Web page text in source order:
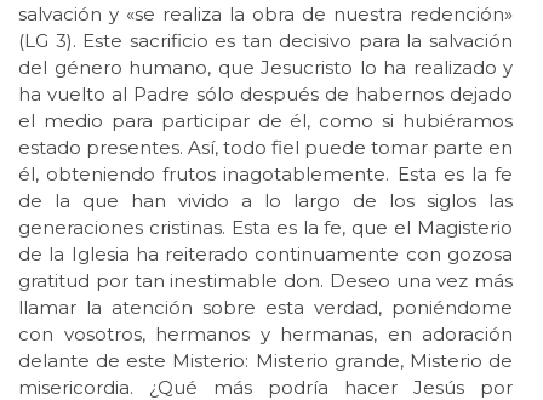
salvación y «se realiza la obra de nuestra redención»
(LG 3). Este sacrificio es tan decisivo para la salvación
del género humano, que Jesucristo lo ha realizado y
ha vuelto al Padre sólo después de habernos dejado
el medio para participar de él, como si hubiéramos
estado presentes. Así, todo fiel puede tomar parte en
él, obteniendo frutos inagotablemente. Esta es la fe
de la que han vivido a lo largo de los siglos las
generaciones cristinas. Esta es la fe, que el Magisterio
de la Iglesia ha reiterado continuamente con gozosa
gratitud por tan inestimable don. Deseo una vez más
llamar la atención sobre esta verdad, poniéndome
con vosotros, hermanos y hermanas, en adoración
delante de este Misterio: Misterio grande, Misterio de
misericordia. ¿Qué más podría hacer Jesús por